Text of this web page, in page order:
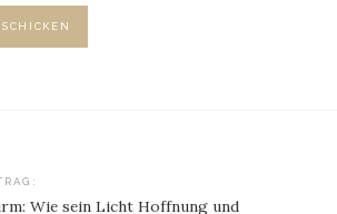
Wie sein Licht Hoffnung und